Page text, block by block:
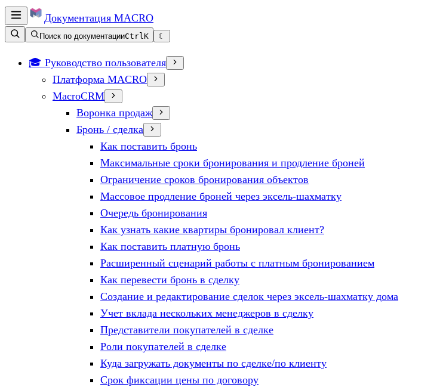
Документация MACRO
Поиск по документацииCtrlK ☾
🎓 Руководство пользователя
Платформа MACRO
MacroCRM
Воронка продаж
Бронь / сделка
Как поставить бронь
Максимальные сроки бронирования и продление броней
Ограничение сроков бронирования объектов
Массовое продление броней через эксель-шахматку
Очередь бронирования
Как узнать какие квартиры бронировал клиент?
Как поставить платную бронь
Расширенный сценарий работы с платным бронированием
Как перевести бронь в сделку
Создание и редактирование сделок через эксель-шахматку дома
Учет вклада нескольких менеджеров в сделку
Представители покупателей в сделке
Роли покупателей в сделке
Куда загружать документы по сделке/по клиенту
Срок фиксации цены по договору